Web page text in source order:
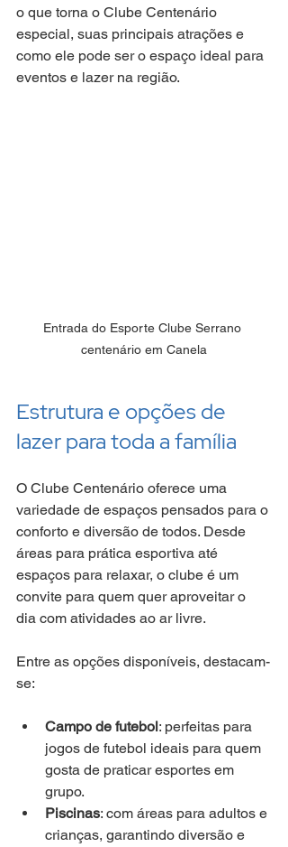
o que torna o Clube Centenário
especial, suas principais atrações e
como ele pode ser o espaço ideal para
eventos e lazer na região.
Entrada do Esporte Clube Serrano
centenário em Canela
Estrutura e opções de
lazer para toda a família
O Clube Centenário oferece uma
variedade de espaços pensados para o
conforto e diversão de todos. Desde
áreas para prática esportiva até
espaços para relaxar, o clube é um
convite para quem quer aproveitar o
dia com atividades ao ar livre.
Entre as opções disponíveis, destacam-
se:
Campo de futebol: perfeitas para
jogos de futebol ideais para quem
gosta de praticar esportes em
grupo.
Piscinas: com áreas para adultos e
crianças, garantindo diversão e